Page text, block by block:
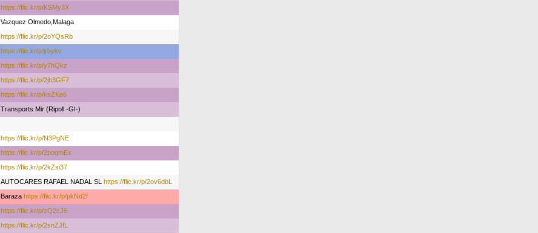
https://flic.kr/p/KSMy3X
Vazquez Olmedo,Malaga
https://flic.kr/p/2oYQsRb
https://flic.kr/p/jrbykv
https://flic.kr/p/y7hQkz
https://flic.kr/p/2jh3GF7
https://flic.kr/p/ksZKe6
Transports Mir (Ripoll -GI-)
https://flic.kr/p/N3PgNE
https://flic.kr/p/2poqmEx
https://flic.kr/p/2kZxi37
AUTOCARES RAFAEL NADAL SL https://flic.kr/p/2ov6dbL
Baraza https://flic.kr/p/pkNd2f
https://flic.kr/p/zQ2cJ6
https://flic.kr/p/2snZJfL